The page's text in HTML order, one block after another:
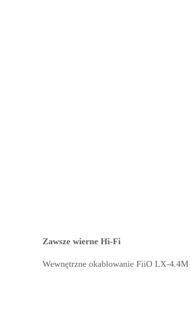
Zawsze wierne Hi-Fi
Wewnętrzne okablowanie FiiO LX-4.4M